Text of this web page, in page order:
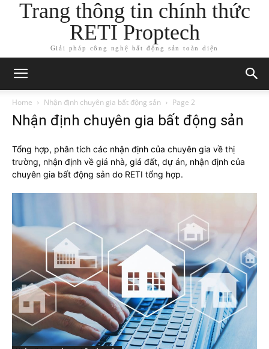
Trang thông tin chính thức
RETI Proptech
Giải pháp công nghệ bất động sản toàn diện
Home Nhận định chuyên gia bất động sản Page 2
Nhận định chuyên gia bất động sản
Tổng hợp, phân tích các nhận định của chuyên gia về thị
trường, nhận định về giá nhà, giá đất, dự án, nhận định của
chuyên gia bất động sản do RETI tổng hợp.